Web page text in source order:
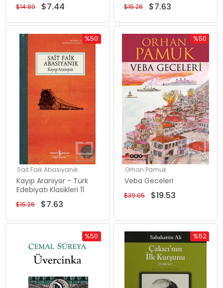
$7.44
$14.89 $7.63
$15.26
Sait Faik Abasıyanık
Kayıp Aranıyor - Türk
Edebiyatı Klasikleri 11
$7.63
$15.26
%50
İndirim
%50İndirim
Orhan Pamuk
Veba Geceleri
$19.53
$39.05
%50
İndirim
%50
İndirim
%52
İndirim